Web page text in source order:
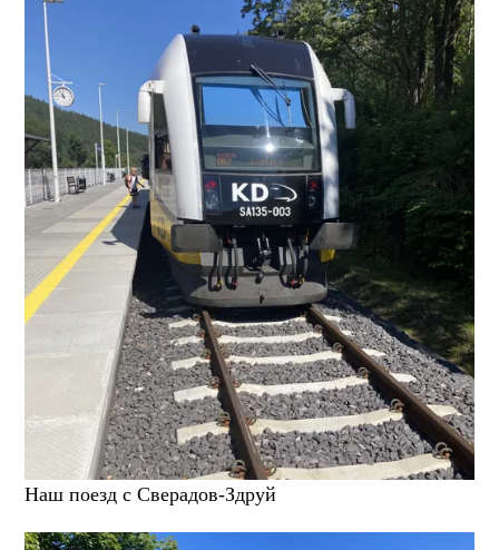
Наш поезд с Сверадов-Здруй